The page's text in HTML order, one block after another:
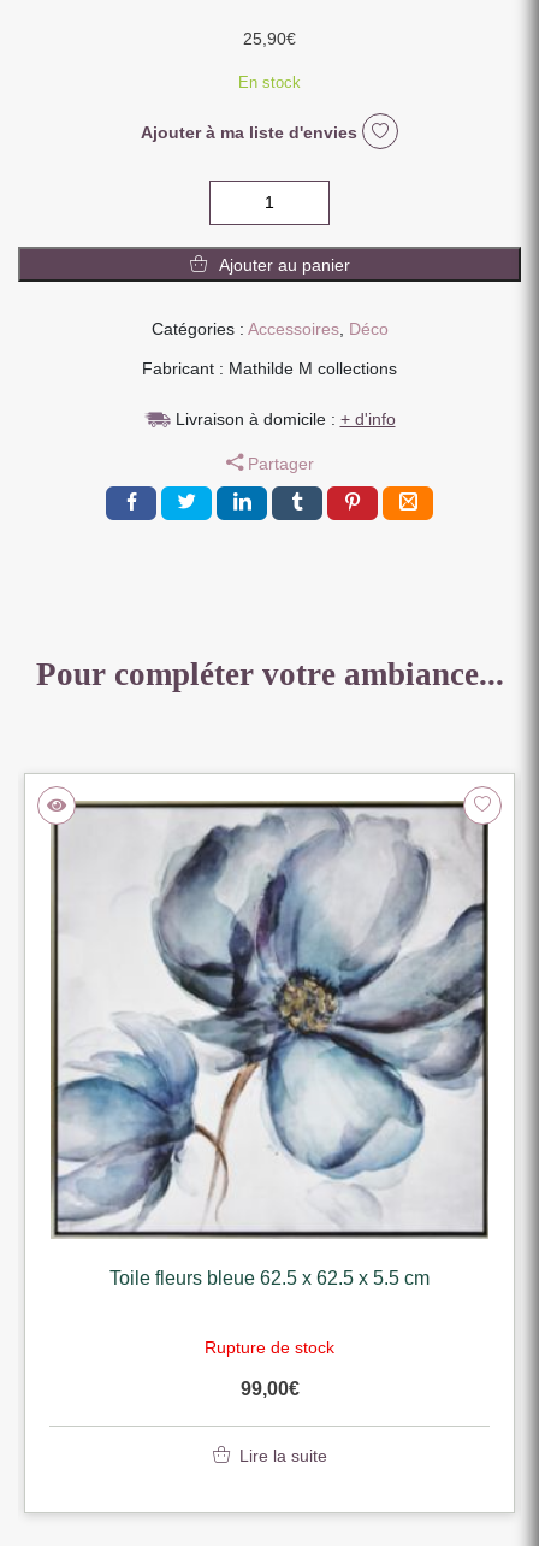
25,90€
En stock
Ajouter à ma liste d'envies
DE
BISCUIT
PORCELAINE
SUSPENDRE
Ajouter au panier
Catégories : Accessoires, Déco
Fabricant : Mathilde M collections
Livraison à domicile : + d'info
Partager
Pour compléter votre ambiance...
Toile fleurs bleue 62.5 x 62.5 x 5.5 cm
Rupture de stock
99,00€
Lire la suite